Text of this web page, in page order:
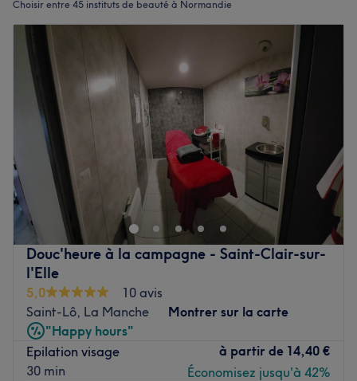
Choisir entre 45 instituts de beauté à Normandie
Douc'heure à la campagne - Saint-Clair-sur-
l'Elle
5,0
10 avis
Saint-Lô, La Manche
Montrer sur la carte
"Happy hours"
Epilation visage
30 min
à partir de 14,40 €
Économisez jusqu'à 42%